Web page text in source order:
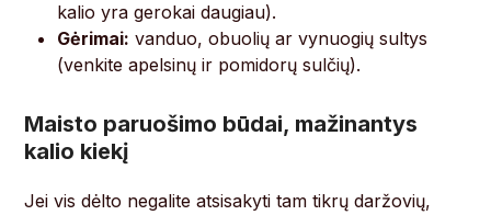
kalio yra gerokai daugiau).
Gėrimai: vanduo, obuolių ar vynuogių sultys
(venkite apelsinų ir pomidorų sulčių).
Maisto paruošimo būdai, mažinantys
kalio kiekį
Jei vis dėlto negalite atsisakyti tam tikrų daržovių,